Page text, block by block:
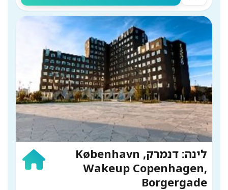
לינה: דנמרק, København
Wakeup Copenhagen,
Borgergade